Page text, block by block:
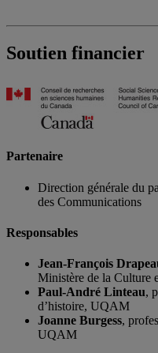
Soutien financier
Partenaire
Direction générale du
des Communications
Responsables
Jean-François
Ministère de la Culture
Paul-André Linteau,
d’histoire, UQAM
Joanne Burgess,
UQAM